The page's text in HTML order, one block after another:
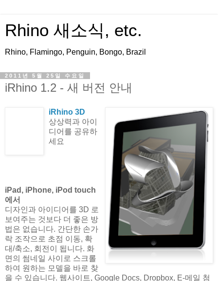
Rhino 새소식, etc.
Rhino, Flamingo, Penguin, Bongo, Brazil
2011년 5월 25일 수요일
iRhino 1.2 - 새 버전 안내
iRhino 3D
상상력과 아이
디어를 공유하
세요
iPad, iPhone, iPod touch
에서
디자인과 아이디어를 3D 로
보여주는 것보다 더 좋은 방
법은 없습니다. 간단한 손가
락 조작으로 초점 이동, 확
대/축소, 회전이 됩니다. 화
면의 썸네일 사이로 스크롤
하여 원하는 모델을 바로 찾
을 수 있습니다. 웹사이트, Google Docs, Dropbox, E-메일 첨